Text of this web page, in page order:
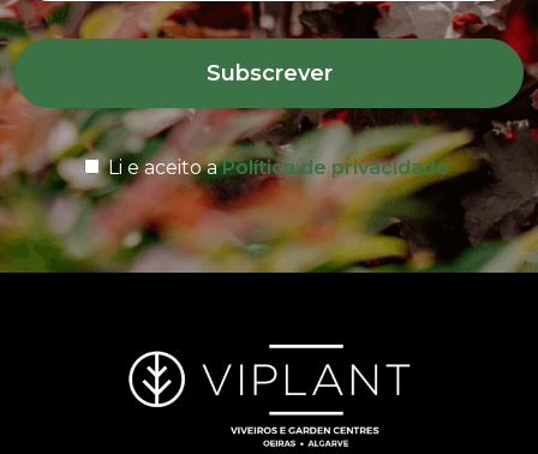
Subscrever
Li e aceito aPolítica de privacidade